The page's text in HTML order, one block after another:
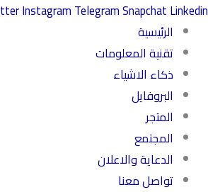
Instagram TelegramSnapchat Linkedin
الرئيسية
تقنية المعلومات
ذكاء الاشياء
البروفايل
المتجر
المجتمع
الدعاية والاعلان
تواصل معنا